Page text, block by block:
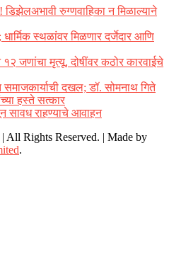
रुग्णवाहिका न मिळाल्याने
धार्मिक स्थळांवर मिळणार दर्जेदार आणि
१२ जणांचा मृत्यू, दोषींवर कठोर कारवाईचे
समाजकार्याची दखल; डॉ. सोमनाथ गिते
हस्ते सत्कार
सावध राहण्याचे आवाहन
All Rights Reserved. | Made by
.